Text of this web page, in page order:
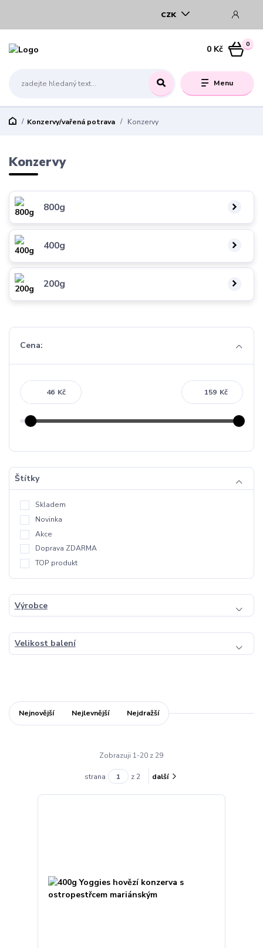
Menu
CZK
0
0 Kč
Konzervy/vařená potrava Konzervy
Konzervy
800g
400g
200g
Cena:
Kč Kč
Štítky
Skladem
Novinka
Akce
Doprava ZDARMA
TOP produkt
Výrobce
Velikost balení
Nejnovější Nejlevnější Nejdražší
Zobrazuji 1-20 z 29
strana z 2 další